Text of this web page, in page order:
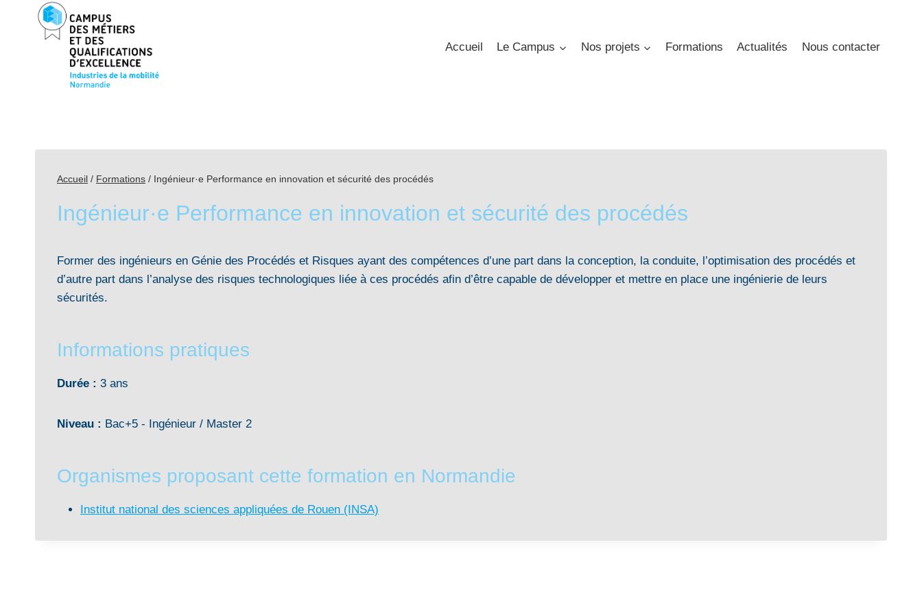
Accueil Le Campus Nos projets Formations Actualités Nous contacter
Accueil / Formations / Ingénieur·e Performance en innovation et sécurité des procédés
Ingénieur·e Performance en innovation et sécurité des procédés
Former des ingénieurs en Génie des Procédés et Risques ayant des compétences d’une part dans la conception, la conduite, l’optimisation des procédés et
d’autre part dans l’analyse des risques technologiques liée à ces procédés afin d’être capable de développer et mettre en place une ingénierie de leurs
sécurités.
Informations pratiques
Durée : 3 ans
Niveau : Bac+5 - Ingénieur / Master 2
Organismes proposant cette formation en Normandie
Institut national des sciences appliquées de Rouen (INSA)